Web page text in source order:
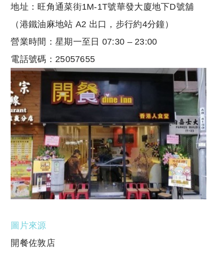
地址：旺角通菜街1M-1T號華發大廈地下D號舖
（港鐵油麻地站 A2 出口，步行約4分鐘）
營業時間：星期一至日 07:30 – 23:00
電話號碼：25057655
圖片來源
開餐佐敦店